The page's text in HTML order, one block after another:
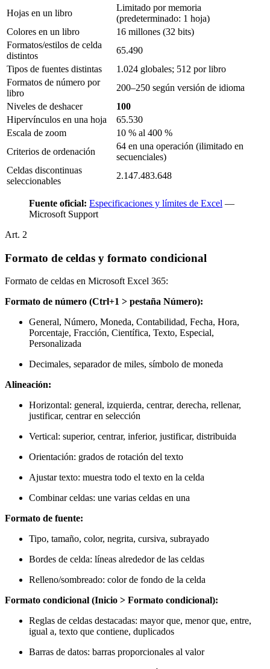
Hojas en un libro
Limitado por memoria
(predeterminado: 1 hoja)
Colores en un libro
16 millones (32 bits)
Formatos/estilos de celda
distintos
65.490
Tipos de fuentes distintas
1.024 globales; 512 por libro
Formatos de número por
libro
200–250 según versión de idioma
Niveles de deshacer
100
Hipervínculos en una hoja
65.530
Escala de zoom
10 % al 400 %
Criterios de ordenación
64 en una operación (ilimitado en
secuenciales)
Celdas discontinuas
seleccionables
2.147.483.648
Fuente oficial: Especificaciones y límites de Excel —
Microsoft Support
Art. 2
Formato de celdas y formato condicional
Formato de celdas en Microsoft Excel 365:
Formato de número (Ctrl+1 > pestaña Número):
General, Número, Moneda, Contabilidad, Fecha, Hora,
Porcentaje, Fracción, Científica, Texto, Especial,
Personalizada
Decimales, separador de miles, símbolo de moneda
Alineación:
Horizontal: general, izquierda, centrar, derecha, rellenar,
justificar, centrar en selección
Vertical: superior, centrar, inferior, justificar, distribuida
Orientación: grados de rotación del texto
Ajustar texto: muestra todo el texto en la celda
Combinar celdas: une varias celdas en una
Formato de fuente:
Tipo, tamaño, color, negrita, cursiva, subrayado
Bordes de celda: líneas alrededor de las celdas
Relleno/sombreado: color de fondo de la celda
Formato condicional (Inicio > Formato condicional):
Reglas de celdas destacadas: mayor que, menor que, entre,
igual a, texto que contiene, duplicados
Barras de datos: barras proporcionales al valor